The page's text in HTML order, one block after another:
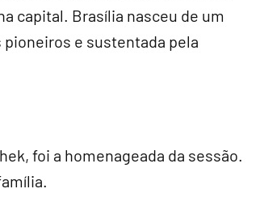
capital. Brasília nasceu de um
e sustentada pela
foi a homenageada da sessão.